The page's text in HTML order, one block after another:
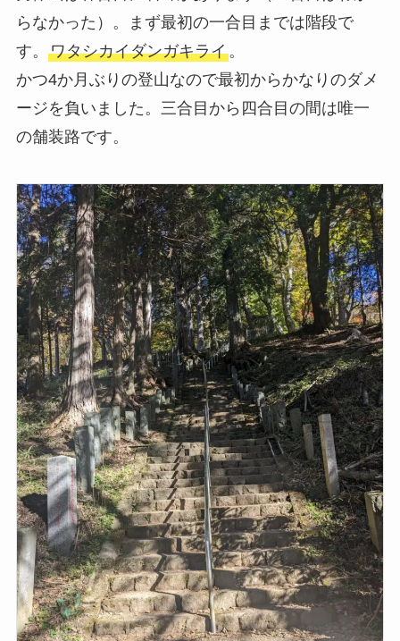
らなかった）。まず最初の一合目までは階段で
す。 ワタシカイダンガキライ。
かつ4か月ぶりの登山なので最初からかなりのダメ
ージを負いました。三合目から四合目の間は唯一
の舗装路です。